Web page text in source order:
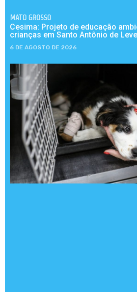
MATO GROSSO
Cesima: Projeto de educação
crianças em Santo Antônio de
6 DE AGOSTO DE 2026